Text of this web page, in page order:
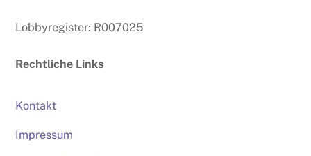
Lobbyregister: R007025
Rechtliche Links
Kontakt
Impressum